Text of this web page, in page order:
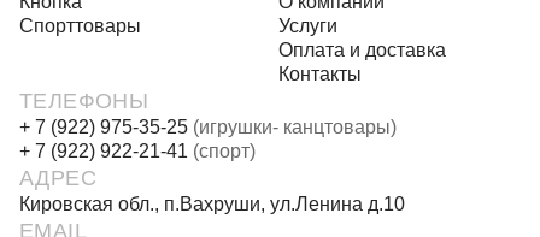
Спорттовары
Услуги
Оплата и доставка
Контакты
ТЕЛЕФОНЫ
+ 7 (922) 975-35-25 (игрушки- канцтовары)
+ 7 (922) 922-21-41 (спорт)
АДРЕС
Кировская обл., п.Вахруши, ул.Ленина д.10
EMAIL